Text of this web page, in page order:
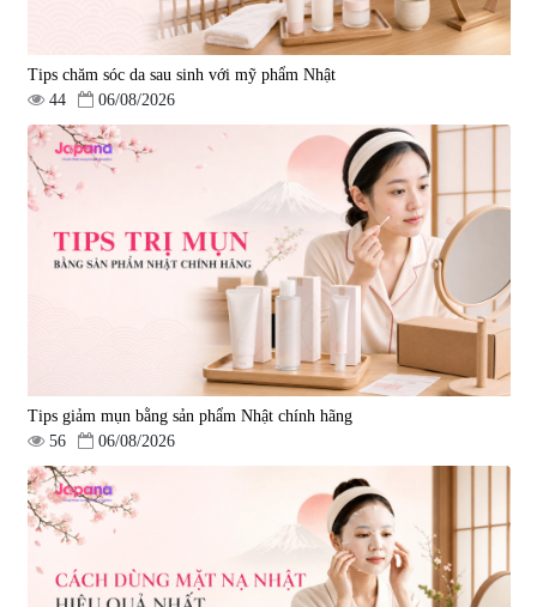
Tips chăm sóc da sau sinh với mỹ phẩm Nhật
44
06/08/2026
Tips giảm mụn bằng sản phẩm Nhật chính hãng
56
06/08/2026